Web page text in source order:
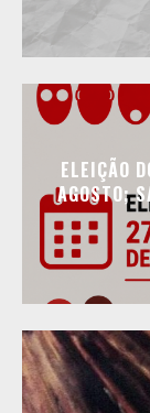
ELEIÇÃO
AGOSTO;